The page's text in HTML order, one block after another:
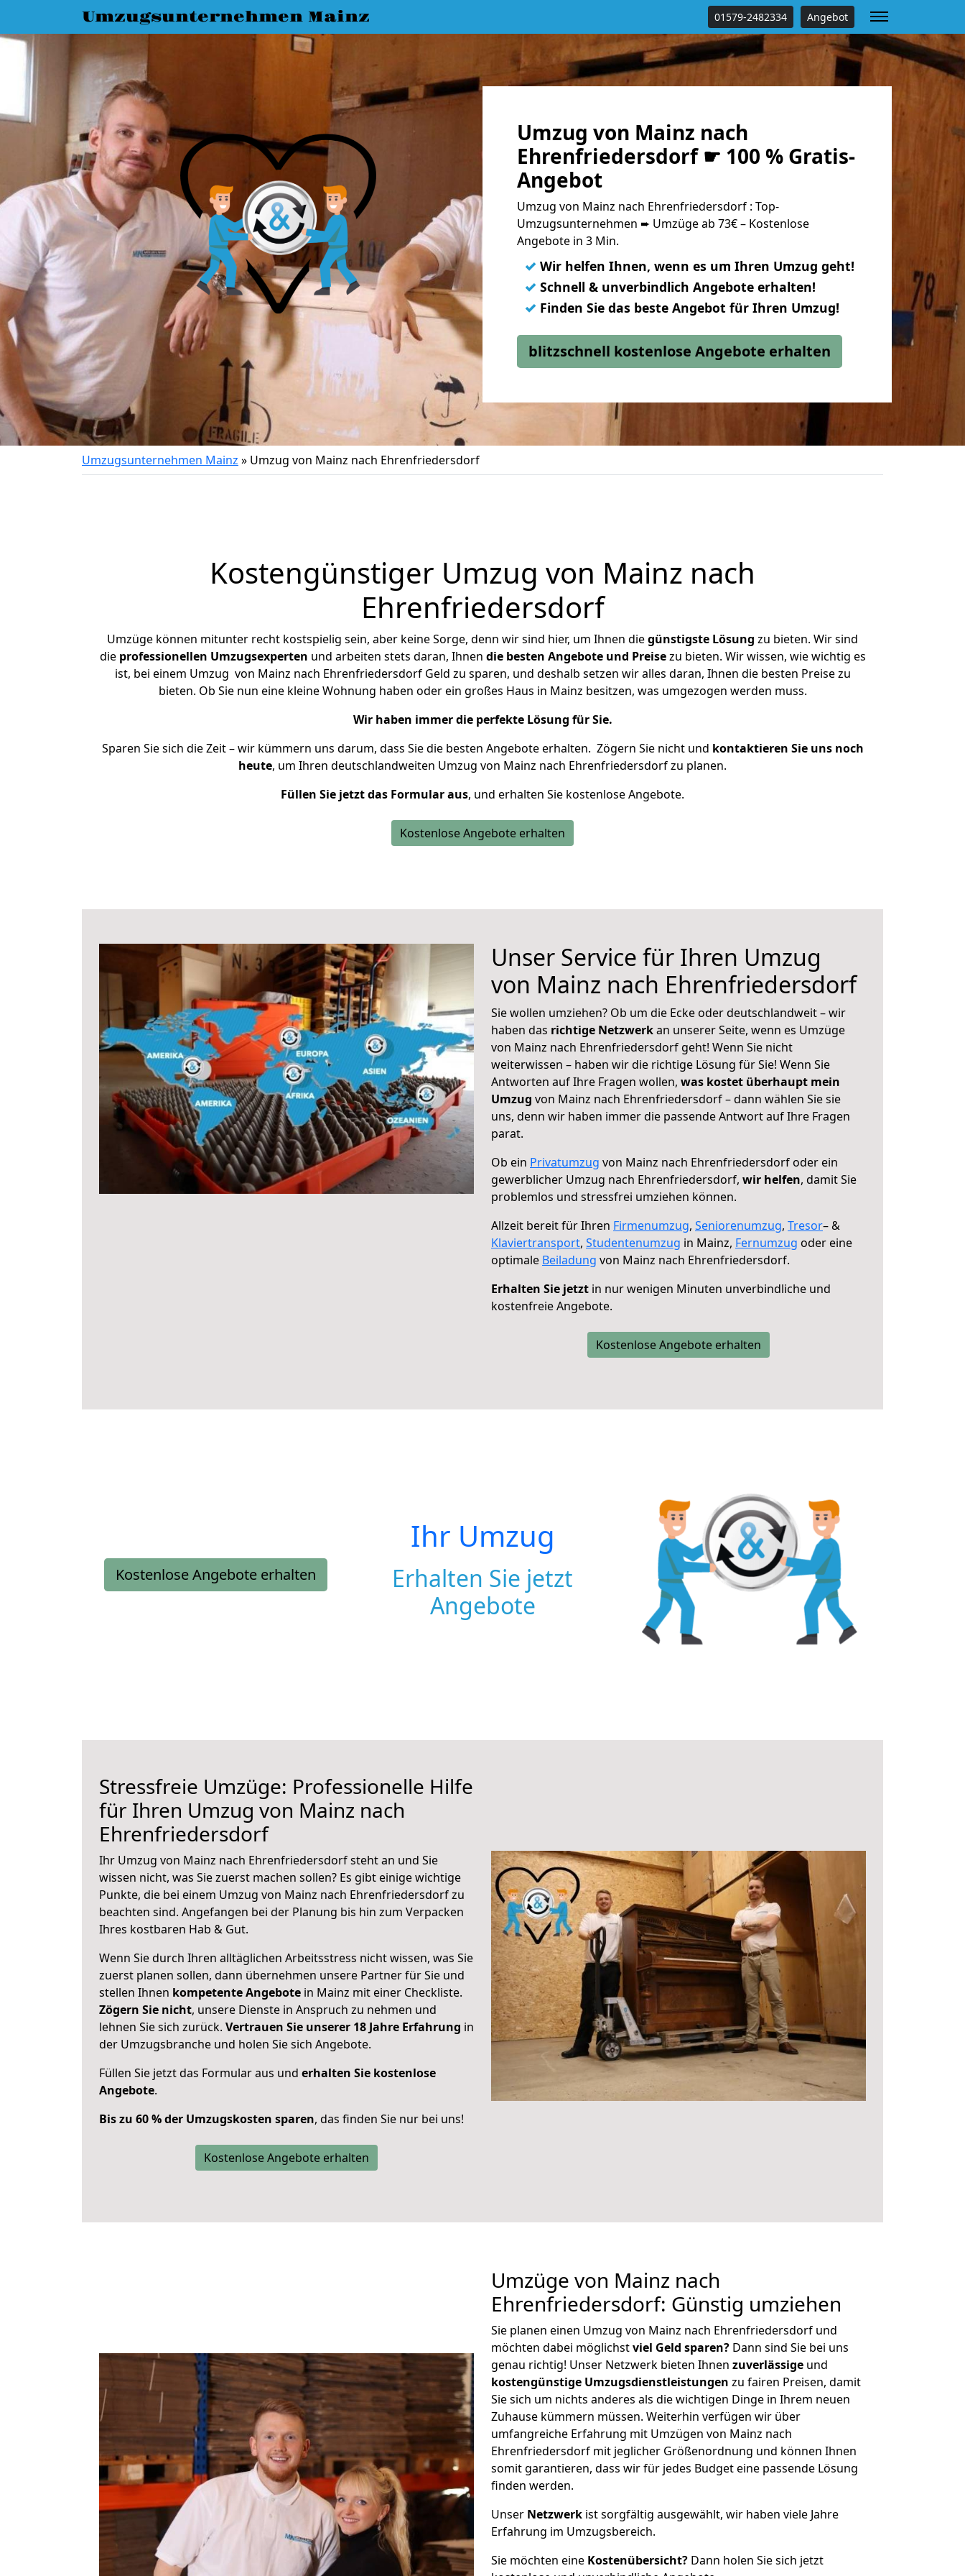
Umzugsunternehmen Mainz 01579-2482334 Angebot
Umzug von Mainz nach
Ehrenfriedersdorf ☛ 100 % Gratis-
Angebot
Umzug von Mainz nach Ehrenfriedersdorf : Top-
Umzugsunternehmen ➨ Umzüge ab 73€ – Kostenlose
Angebote in 3 Min.
✓ Wir helfen Ihnen, wenn es um Ihren Umzug geht!
✓ Schnell & unverbindlich Angebote erhalten!
✓ Finden Sie das beste Angebot für Ihren Umzug!
blitzschnell kostenlose Angebote erhalten
Umzugsunternehmen Mainz » Umzug von Mainz nach Ehrenfriedersdorf
Kostengünstiger Umzug von Mainz nach
Ehrenfriedersdorf
Umzüge können mitunter recht kostspielig sein, aber keine Sorge, denn wir sind hier, um Ihnen diegünstigste Lösung zu bieten. Wir sind
die professionellen Umzugsexperten und arbeiten stets daran, Ihnen die besten Angebote und Preisezu bieten. Wir wissen, wie wichtig es
ist, bei einem Umzug von Mainz nach Ehrenfriedersdorf Geld zu sparen, und deshalb setzen wir alles daran, Ihnen die besten Preise zu
bieten. Ob Sie nun eine kleine Wohnung haben oder ein großes Haus in Mainz besitzen, was umgezogen werden muss.
Wir haben immer die perfekte Lösung für Sie.
Sparen Sie sich die Zeit – wir kümmern uns darum, dass Sie die besten Angebote erhalten. Zögern Sie nicht und kontaktieren Sie uns noch
heute, um Ihren deutschlandweiten Umzug von Mainz nach Ehrenfriedersdorf zu planen.
Füllen Sie jetzt das Formular aus, und erhalten Sie kostenlose Angebote.
Kostenlose Angebote erhalten
Unser Service für Ihren Umzug
von Mainz nach Ehrenfriedersdorf
Sie wollen umziehen? Ob um die Ecke oder deutschlandweit – wir
haben das richtige Netzwerkan unserer Seite, wenn es Umzüge
von Mainz nach Ehrenfriedersdorf geht! Wenn Sie nicht
weiterwissen – haben wir die richtige Lösung für Sie! Wenn Sie
Antworten auf Ihre Fragen wollen, was kostet überhaupt mein
Umzug von Mainz nach Ehrenfriedersdorf – dann wählen Sie sie
uns, denn wir haben immer die passende Antwort auf Ihre Fragen
parat.
Ob ein Privatumzug von Mainz nach Ehrenfriedersdorf oder ein
gewerblicher Umzug nach Ehrenfriedersdorf, wir helfen, damit Sie
problemlos und stressfrei umziehen können.
Allzeit bereit für Ihren Firmenumzug, Seniorenumzug, Tresor– &
Klaviertransport, Studentenumzug in Mainz, Fernumzug oder eine
optimale Beiladung von Mainz nach Ehrenfriedersdorf.
Erhalten Sie jetzt in nur wenigen Minuten unverbindliche und
kostenfreie Angebote.
Kostenlose Angebote erhalten
Kostenlose Angebote erhalten
Ihr Umzug
Erhalten Sie jetzt
Angebote
Stressfreie Umzüge: Professionelle Hilfe
für Ihren Umzug von Mainz nach
Ehrenfriedersdorf
Ihr Umzug von Mainz nach Ehrenfriedersdorf steht an und Sie
wissen nicht, was Sie zuerst machen sollen? Es gibt einige wichtige
Punkte, die bei einem Umzug von Mainz nach Ehrenfriedersdorf zu
beachten sind. Angefangen bei der Planung bis hin zum Verpacken
Ihres kostbaren Hab & Gut.
Wenn Sie durch Ihren alltäglichen Arbeitsstress nicht wissen, was Sie
zuerst planen sollen, dann übernehmen unsere Partner für Sie und
stellen Ihnen kompetente Angebote in Mainz mit einer Checkliste.
Zögern Sie nicht, unsere Dienste in Anspruch zu nehmen und
lehnen Sie sich zurück. Vertrauen Sie unserer 18 Jahre Erfahrung in
der Umzugsbranche und holen Sie sich Angebote.
Füllen Sie jetzt das Formular aus und erhalten Sie kostenlose
Angebote.
Bis zu 60 % der Umzugskosten sparen, das finden Sie nur bei uns!
Kostenlose Angebote erhalten
Umzüge von Mainz nach
Ehrenfriedersdorf: Günstig umziehen
Sie planen einen Umzug von Mainz nach Ehrenfriedersdorf und
möchten dabei möglichstviel Geld sparen? Dann sind Sie bei uns
genau richtig! Unser Netzwerk bieten Ihnen zuverlässige und
kostengünstige Umzugsdienstleistungen zu fairen Preisen, damit
Sie sich um nichts anderes als die wichtigen Dinge in Ihrem neuen
Zuhause kümmern müssen. Weiterhin verfügen wir über
umfangreiche Erfahrung mit Umzügen von Mainz nach
Ehrenfriedersdorf mit jeglicher Größenordnung und können Ihnen
somit garantieren, dass wir für jedes Budget eine passende Lösung
finden werden.
Unser Netzwerk ist sorgfältig ausgewählt, wir haben viele Jahre
Erfahrung im Umzugsbereich.
Sie möchten eine Kostenübersicht? Dann holen Sie sich jetzt